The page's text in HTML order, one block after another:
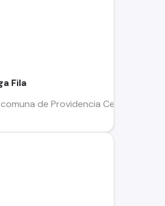
Fila
de Providencia Cerca de